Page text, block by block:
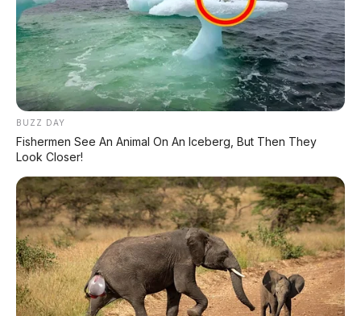
BUZZ DAY
Fishermen See An Animal On An Iceberg, But Then They
Look Closer!